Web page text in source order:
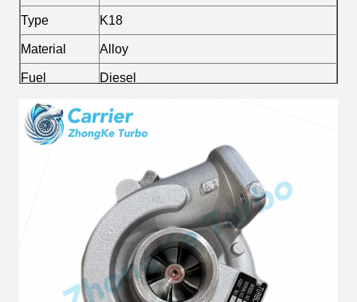
Type
K18
Material
Alloy
Fuel
Diesel